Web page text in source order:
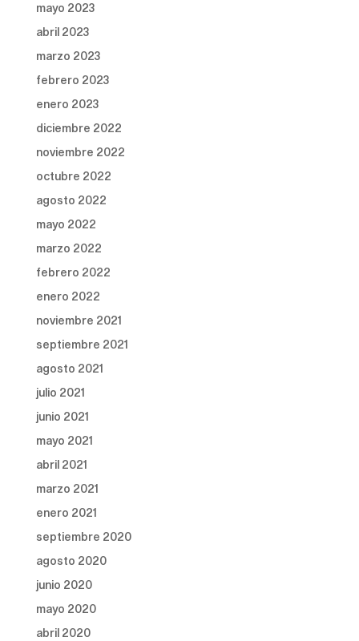
mayo 2023
abril 2023
marzo 2023
febrero 2023
enero 2023
diciembre 2022
noviembre 2022
octubre 2022
agosto 2022
mayo 2022
marzo 2022
febrero 2022
enero 2022
noviembre 2021
septiembre 2021
agosto 2021
julio 2021
junio 2021
mayo 2021
abril 2021
marzo 2021
enero 2021
septiembre 2020
agosto 2020
junio 2020
mayo 2020
abril 2020